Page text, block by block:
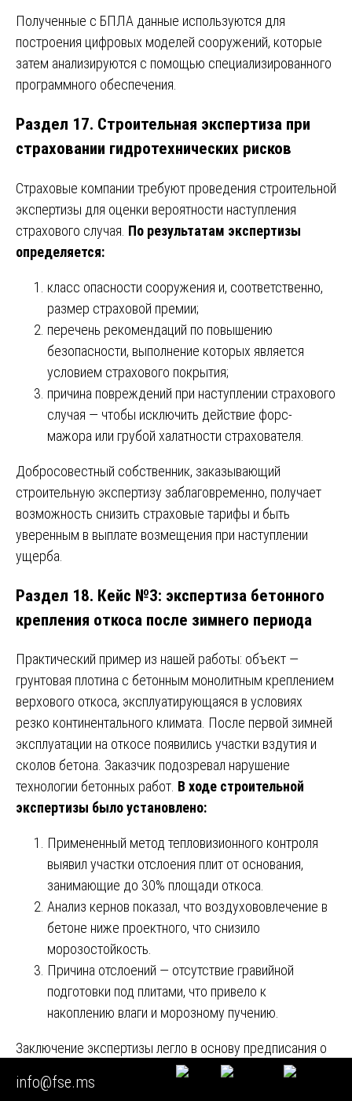
Полученные с БПЛА данные используются для
построения цифровых моделей сооружений, которые
затем анализируются с помощью специализированного
программного обеспечения.
Раздел 17. Строительная экспертиза при
страховании гидротехнических рисков
Страховые компании требуют проведения строительной
экспертизы для оценки вероятности наступления
страхового случая. По результатам экспертизы
определяется:
класс опасности сооружения и, соответственно,
размер страховой премии;
перечень рекомендаций по повышению
безопасности, выполнение которых является
условием страхового покрытия;
причина повреждений при наступлении страхового
случая — чтобы исключить действие форс-
мажора или грубой халатности страхователя.
Добросовестный собственник, заказывающий
строительную экспертизу заблаговременно, получает
возможность снизить страховые тарифы и быть
уверенным в выплате возмещения при наступлении
ущерба.
Раздел 18. Кейс №3: экспертиза бетонного
крепления откоса после зимнего периода
Практический пример из нашей работы: объект —
грунтовая плотина с бетонным монолитным креплением
верхового откоса, эксплуатирующаяся в условиях
резко континентального климата. После первой зимней
эксплуатации на откосе появились участки вздутия и
сколов бетона. Заказчик подозревал нарушение
технологии бетонных работ. В ходе строительной
экспертизы было установлено:
Примененный метод тепловизионного контроля
выявил участки отслоения плит от основания,
занимающие до 30% площади откоса.
Анализ кернов показал, что воздухововлечение в
бетоне ниже проектного, что снизило
морозостойкость.
Причина отслоений — отсутствие гравийной
подготовки под плитами, что привело к
накоплению влаги и морозному пучению.
Заключение экспертизы легло в основу предписания о
проведении ремонтных работ с демонтажем аварийных
плит, устройством обратного фильтра и
info@fse.ms